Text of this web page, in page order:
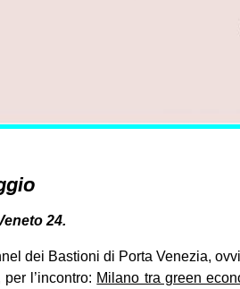
24.
dei Bastioni di Porta Venezia,
l’incontro: Milano tra green